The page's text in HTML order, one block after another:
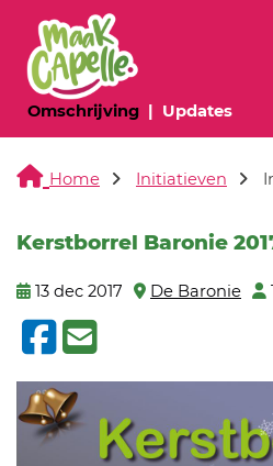
Omschrijving(huidige pagina)
Updates
Home Initiatieven
Kerstborrel Baronie
13 dec 2017 De Baronie